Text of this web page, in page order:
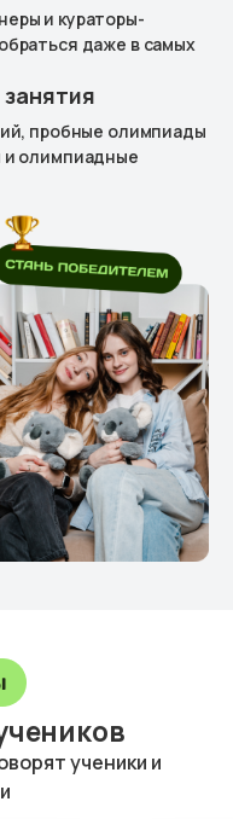
и кураторы-
даже в самых
пробные олимпиады
олимпиадные
ученики и